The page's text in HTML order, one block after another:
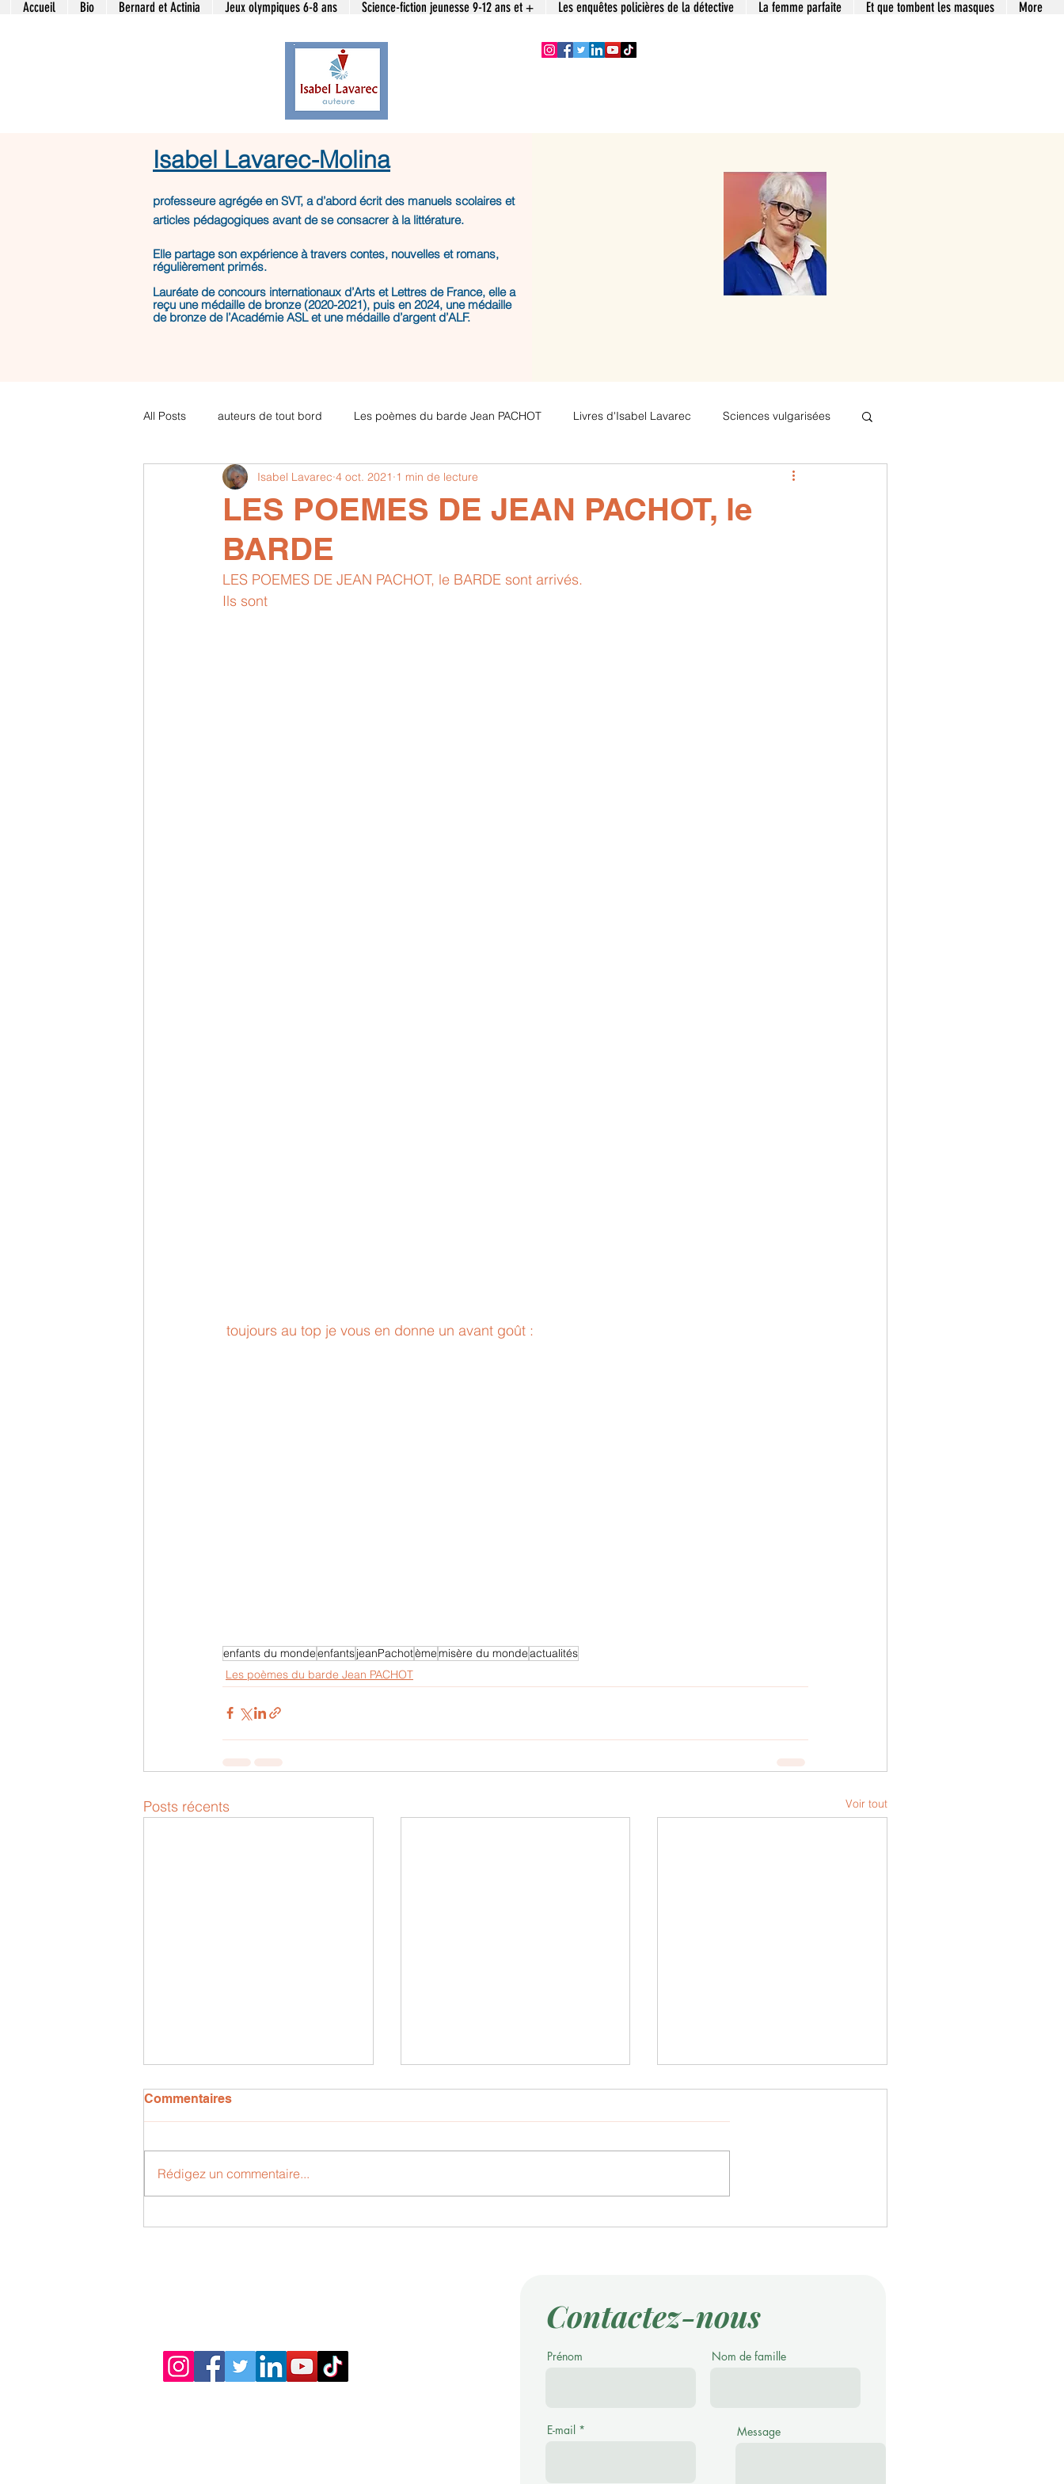
Accueil Bio Bernard et Actinia Jeux olympiques 6-8 ans Science-fiction jeunesse 9-12 ans et + Les enquêtes policières de la détective La femme parfaite Et que tombent les masques More
Isabel Lavarec-Molina
professeure agrégée en SVT, a d’abord écrit des manuels scolaires et
articles pédagogiques avant de se consacrer à la littérature.
Elle partage son expérience à travers contes, nouvelles et romans,
régulièrement primés.
Lauréate de concours internationaux d’Arts et Lettres de France, elle a
reçu une médaille de bronze (2020-2021), puis en 2024, une médaille
de bronze de l’Académie ASL et une médaille d’argent d’ALF.
All Posts auteurs de tout bord Les poèmes du barde Jean PACHOT Livres d'Isabel Lavarec Sciences vulgarisées
COVID articles de futura-sciences . Les poèmes avec clés de lecture de
Amoureux de poèsie
LES POEMES DE JEAN PACHOT, le
BARDE
Isabel Lavarec 4 oct. 2021 1 min de lecture
LES POEMES DE JEAN PACHOT, le BARDE sont arrivés.
Ils sont
toujours au top je vous en donne un avant goût :
enfants du mondeenfantsjeanPachotèmemisère du mondeactualités
Les poèmes du barde Jean PACHOT
Posts récents Voir tout
ETERNEL RETOUR ?
Commentaires
Rédigez un commentaire...
Contactez-nous
Prénom
E-mail
Nom de famille
Message